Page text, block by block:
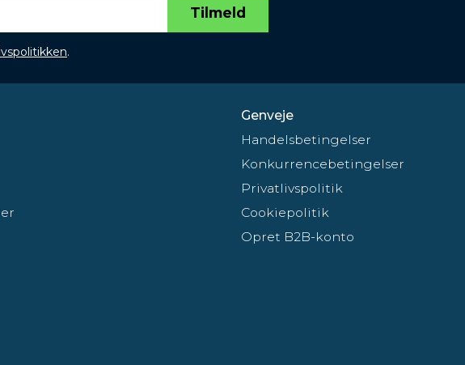
Tilmeld
.
Genveje
Handelsbetingelser
Konkurrencebetingelser
Privatlivspolitik
Cookiepolitik
Opret B2B-konto